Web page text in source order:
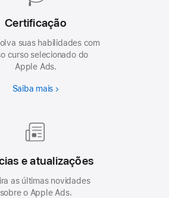
Certificação
suas habilidades com
curso selecionado do
Apple Ads.
Saiba mais
e atualizações
as últimas novidades
sobre o Apple Ads.